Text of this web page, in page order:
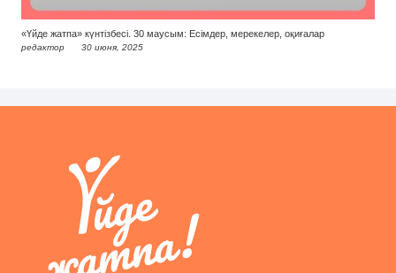
«Үйде жатпа» күнтізбесі. 30 маусым: Есімдер, мерекелер, оқиғалар
редактор 30 июня, 2025